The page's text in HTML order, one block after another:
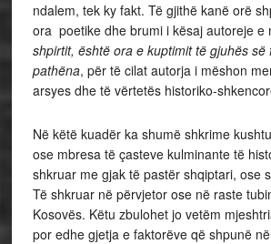
ndalem, tek ky fakt. Të gjithë kanë orë
ora poetike dhe brumi i kësaj autoreje e
shpirtit, është ora e kuptimit të gjuhës së
pathëna, për të cilat autorja i mëshon
arsyes dhe të vërtetës historiko-
Në këtë kuadër ka shumë shkrime
ose mbresa të çasteve kulminante të
shkruar me gjak të pastër shqiptari, ose
Të shkruar në përvjetor ose në raste
Kosovës. Këtu zbulohet jo vetëm
por edhe gjetja e faktorëve që shpunë